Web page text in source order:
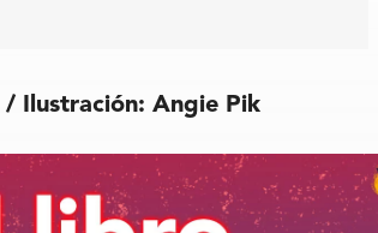
/ Ilustración: Angie Pik